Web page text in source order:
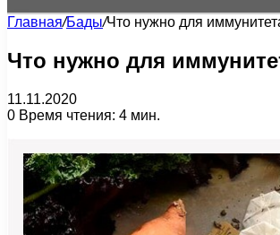
Главная/Бады/Что нужно для
Что нужно для
11.11.2020
0 Время чтения: 4 мин.